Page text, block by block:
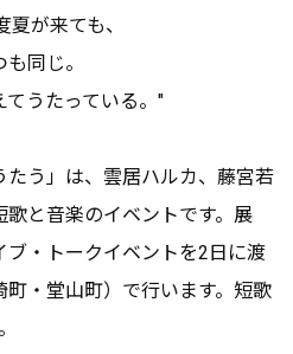
が来ても、
同じ。
うたっている。"
たう 」は、雲居ハルカ、藤宮若
と音楽のイベントです。展
・トークイベントを2日に渡
町・堂山町）で行います。短歌